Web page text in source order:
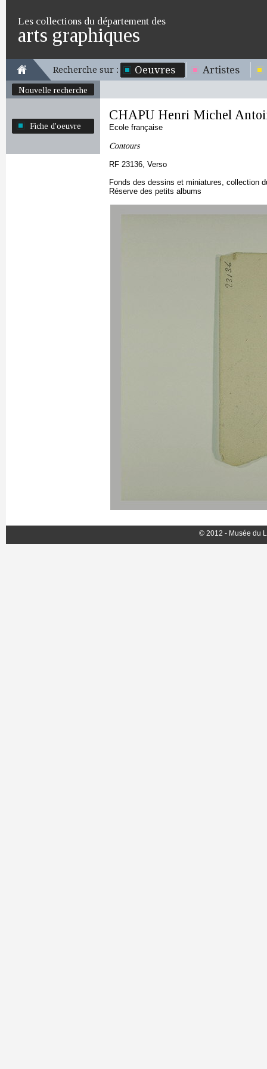
Les collections du département des
arts graphiques
Recherche sur : Oeuvres Artistes
Nouvelle recherche
Fiche d'oeuvre
CHAPU Henri Michel
Ecole française
Contours
RF 23136, Verso
Fonds des dessins et miniatures, collection
Réserve des petits albums
© 2012 - Musée du